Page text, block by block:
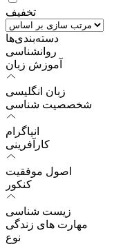
تخفیف
دسته‌بندی‌ها
روانشناسی
آموزش زبان
زبان انگلیسی
شخصصیت شناسی
انیاگرام
کارآفرینی
اصول موفقیت
کنکور
زیست شناسی
مهارت های زندگی
نوع